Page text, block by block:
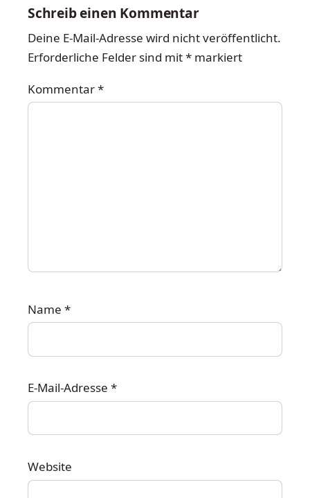
Schreib einen Kommentar
Deine E-Mail-Adresse wird nicht veröffentlicht.
Erforderliche Felder sind mit* markiert
Kommentar*
Name *
E-Mail-Adresse *
Website